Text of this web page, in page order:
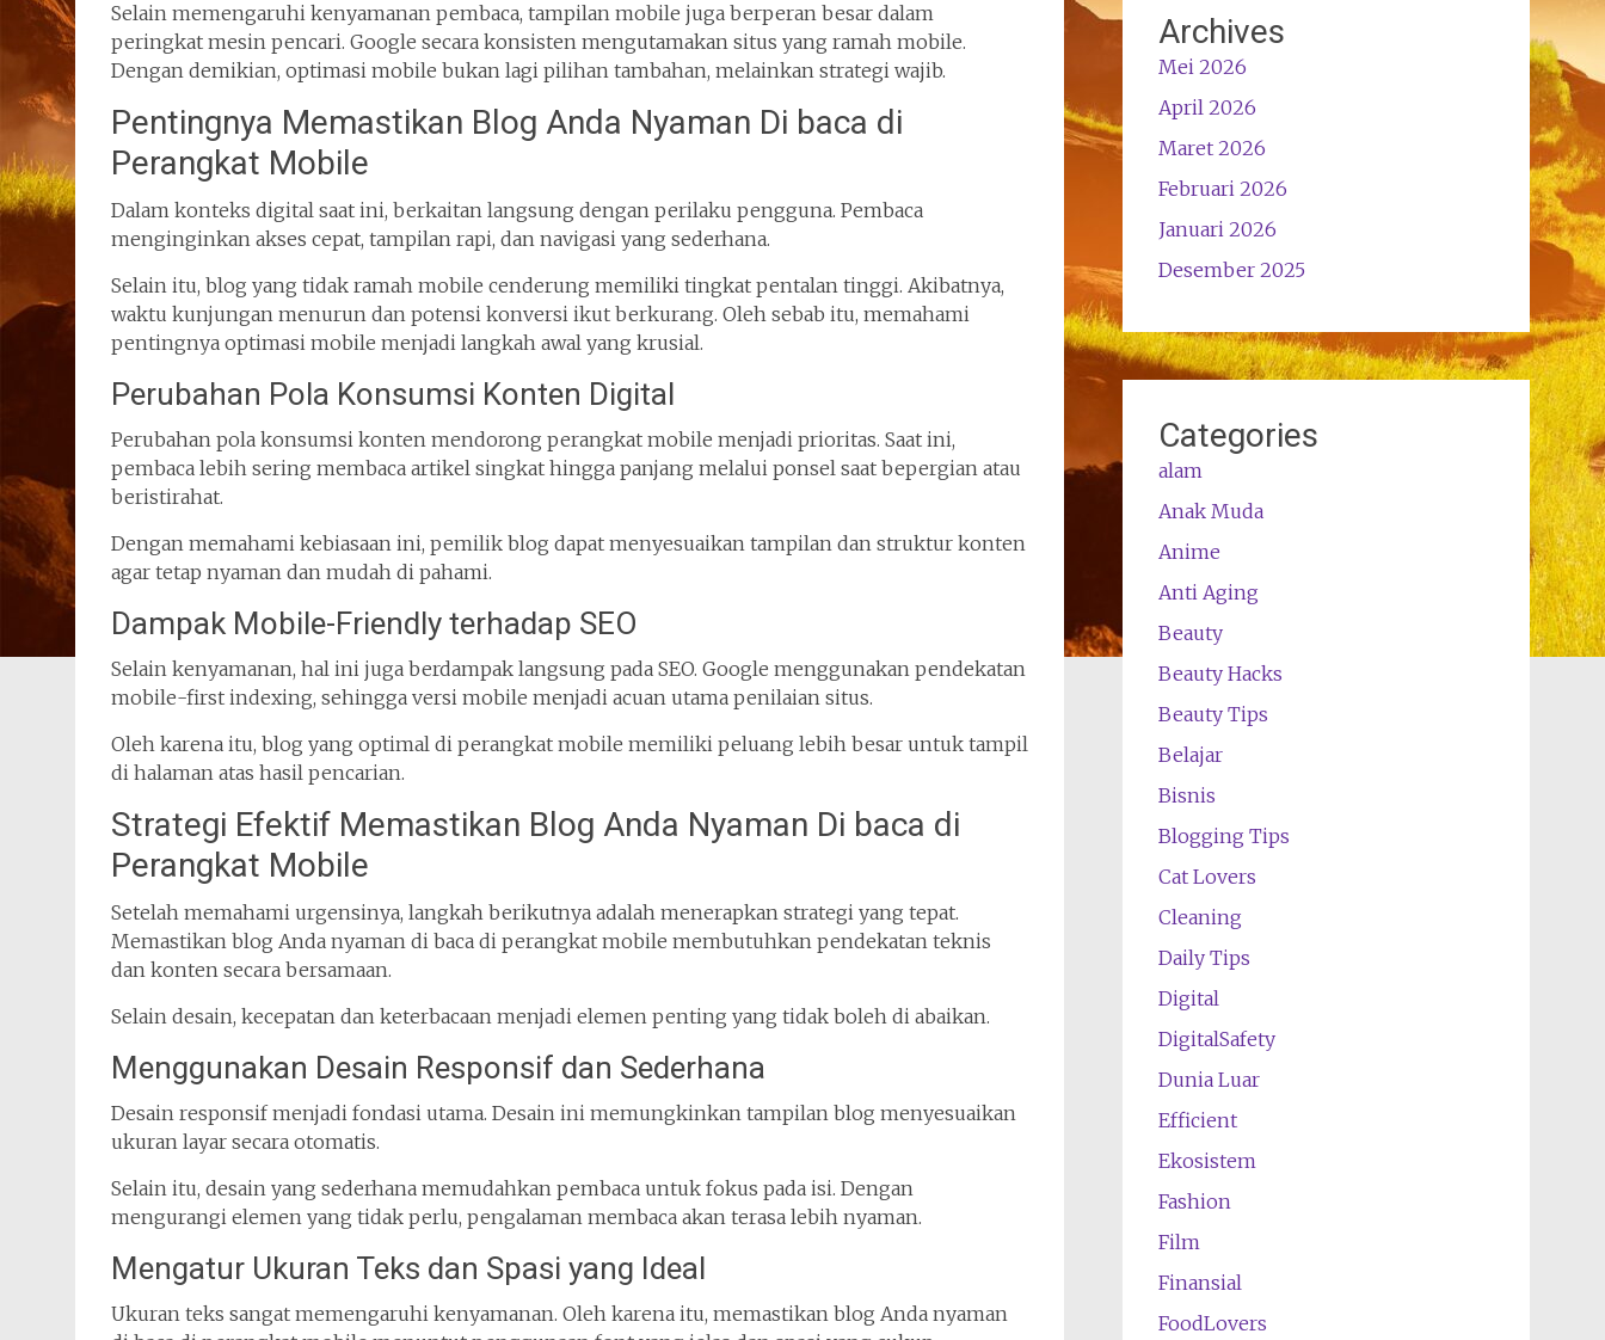
Selain memengaruhi kenyamanan pembaca, tampilan mobile juga berperan besar dalam
peringkat mesin pencari. Google secara konsisten mengutamakan situs yang ramah mobile.
Dengan demikian, optimasi mobile bukan lagi pilihan tambahan, melainkan strategi wajib.
Pentingnya Memastikan Blog Anda Nyaman Di baca di
Perangkat Mobile
Dalam konteks digital saat ini, berkaitan langsung dengan perilaku pengguna. Pembaca
menginginkan akses cepat, tampilan rapi, dan navigasi yang sederhana.
Selain itu, blog yang tidak ramah mobile cenderung memiliki tingkat pentalan tinggi. Akibatnya,
waktu kunjungan menurun dan potensi konversi ikut berkurang. Oleh sebab itu, memahami
pentingnya optimasi mobile menjadi langkah awal yang krusial.
Perubahan Pola Konsumsi Konten Digital
Perubahan pola konsumsi konten mendorong perangkat mobile menjadi prioritas. Saat ini,
pembaca lebih sering membaca artikel singkat hingga panjang melalui ponsel saat bepergian atau
beristirahat.
Dengan memahami kebiasaan ini, pemilik blog dapat menyesuaikan tampilan dan struktur konten
agar tetap nyaman dan mudah di pahami.
Dampak Mobile-Friendly terhadap SEO
Selain kenyamanan, hal ini juga berdampak langsung pada SEO. Google menggunakan pendekatan
mobile-first indexing, sehingga versi mobile menjadi acuan utama penilaian situs.
Oleh karena itu, blog yang optimal di perangkat mobile memiliki peluang lebih besar untuk tampil
di halaman atas hasil pencarian.
Strategi Efektif Memastikan Blog Anda Nyaman Di baca di
Perangkat Mobile
Setelah memahami urgensinya, langkah berikutnya adalah menerapkan strategi yang tepat.
Memastikan blog Anda nyaman di baca di perangkat mobile membutuhkan pendekatan teknis
dan konten secara bersamaan.
Selain desain, kecepatan dan keterbacaan menjadi elemen penting yang tidak boleh di abaikan.
Menggunakan Desain Responsif dan Sederhana
Desain responsif menjadi fondasi utama. Desain ini memungkinkan tampilan blog menyesuaikan
ukuran layar secara otomatis.
Selain itu, desain yang sederhana memudahkan pembaca untuk fokus pada isi. Dengan
mengurangi elemen yang tidak perlu, pengalaman membaca akan terasa lebih nyaman.
Mengatur Ukuran Teks dan Spasi yang Ideal
Ukuran teks sangat memengaruhi kenyamanan. Oleh karena itu, memastikan blog Anda nyaman
Archives
Mei 2026
April 2026
Maret 2026
Februari 2026
Januari 2026
Desember 2025
Categories
alam
Anak Muda
Anime
Anti Aging
Beauty
Beauty Hacks
Beauty Tips
Belajar
Bisnis
Blogging Tips
Cat Lovers
Cleaning
Daily Tips
Digital
DigitalSafety
Dunia Luar
Efficient
Ekosistem
Fashion
Film
Finansial
FoodLovers